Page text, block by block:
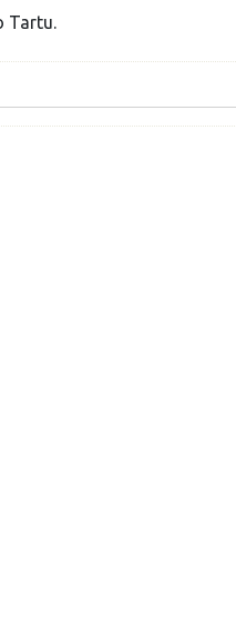
Tartu.